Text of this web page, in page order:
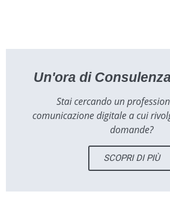
Un'ora di
Stai cercando un
comunicazione digitale a cui
domande?
SCOPRI DI PIÙ